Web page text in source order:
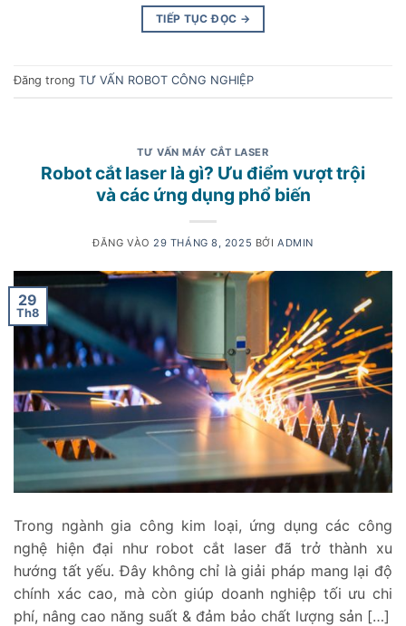
TIẾP TỤC ĐỌC →
Đăng trong TƯ VẤN ROBOT CÔNG NGHIỆP
TƯ VẤN MÁY CẮT LASER
Robot cắt laser là gì? Ưu điểm vượt trội
và các ứng dụng phổ biến
ĐĂNG VÀO29 THÁNG 8, 2025 BỞI ADMIN
29
Th8
Trong ngành gia công kim loại, ứng dụng các công
nghệ hiện đại như robot cắt laser đã trở thành xu
hướng tất yếu. Đây không chỉ là giải pháp mang lại độ
chính xác cao, mà còn giúp doanh nghiệp tối ưu chi
phí, nâng cao năng suất & đảm bảo chất lượng sản […]